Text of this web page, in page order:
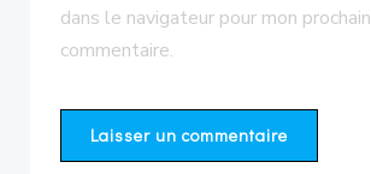
dans le navigateur pour mon prochain
commentaire.